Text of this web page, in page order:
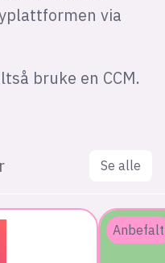
via
bruke en CCM.
Se alle
Anbefalt